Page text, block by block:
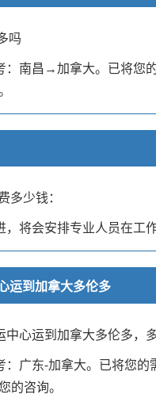
吗
南昌→加拿大。已将您
少钱：
将会安排专业人员在工
运到加拿大多伦多
心运到加拿大多伦多，
广东-加拿大。已将您
的咨询。